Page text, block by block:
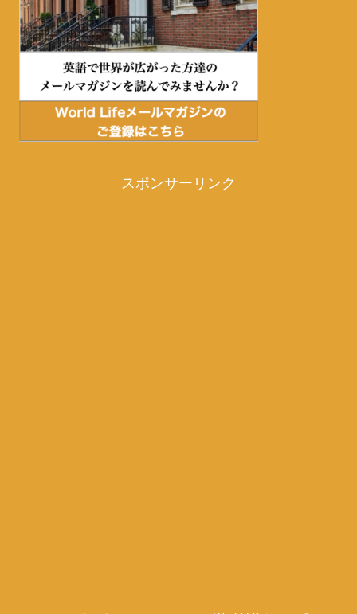
スポンサーリンク